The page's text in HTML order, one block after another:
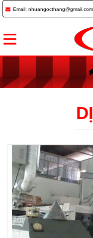
Email: nhuangocthang@gmail.com